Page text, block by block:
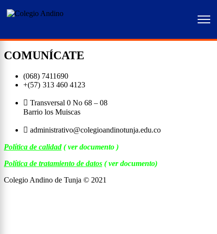
COMUNÍCATE
(068) 7411690
+(57) 313 460 4123
Transversal 0 No 68 – 08
Barrio los Muiscas
administrativo@colegioandinotunja.edu.co
Política de calidad( ver documento )
Política de tratamiento de datos ( ver documento)
Colegio Andino de Tunja © 2021